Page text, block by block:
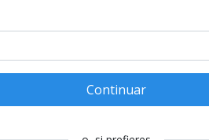
Continuar